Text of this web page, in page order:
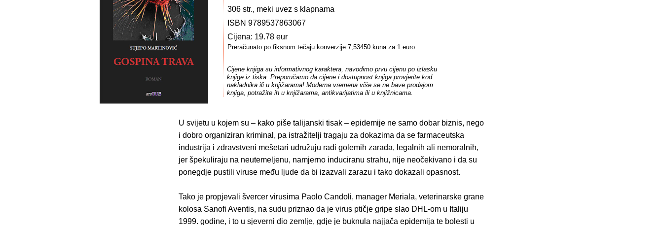
306 str., meki uvez s klapnama
ISBN 9789537863067
Cijena: 19.78 eur
Preračunato po fiksnom tečaju konverzije 7,53450 kuna za 1 euro
Cijene knjiga su informativnog karaktera, navodimo prvu cijenu po izlasku
knjige iz tiska. Preporučamo da cijene i dostupnost knjiga provjerite kod
nakladnika ili u knjižarama! Moderna vremena više se ne bave prodajom
knjiga, potražite ih u knjižarama, antikvarijatima ili u knjižnicama.
U svijetu u kojem su – kako piše talijanski tisak – epidemije ne samo dobar biznis, nego
i dobro organiziran kriminal, pa istražitelji tragaju za dokazima da se farmaceutska
industrija i zdravstveni mešetari udružuju radi golemih zarada, legalnih ali nemoralnih,
jer špekuliraju na neutemeljenu, namjerno induciranu strahu, nije neočekivano i da su
ponegdje pustili viruse među ljude da bi izazvali zarazu i tako dokazali opasnost.
Tako je propjevali švercer virusima Paolo Candoli, manager Meriala, veterinarske grane
kolosa Sanofi Aventis, na sudu priznao da je virus ptičje gripe slao DHL-om u Italiju
1999. godine, i to u sjeverni dio zemlje, gdje je buknula najjača epidemija te bolesti u